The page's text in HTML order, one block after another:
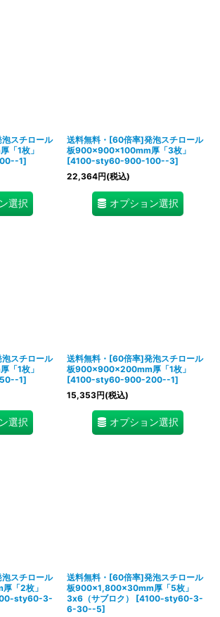
スチロール
「1枚」
1]
選択
送料無料・[60倍率]発泡スチロール
板900×900×100mm厚「3枚」
[4100-sty60-900-100--3]
22,364円(税込)
オプション選択
スチロール
「1枚」
1]
選択
送料無料・[60倍率]発泡スチロール
板900×900×200mm厚「1枚」
[4100-sty60-900-200--1]
15,353円(税込)
オプション選択
スチロール
「2枚」
sty60-3-
送料無料・[60倍率]発泡スチロール
板900×1,800×30mm厚「5枚」
3x6（サブロク）
[4100-sty60-3-
6-30--5]